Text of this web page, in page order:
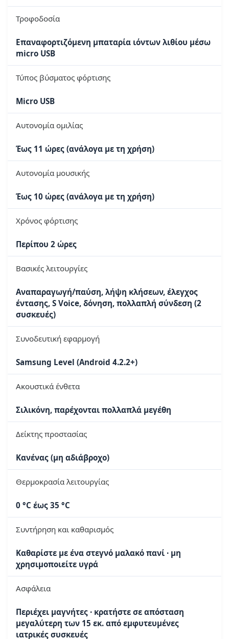
Τροφοδοσία
Επαναφορτιζόμενη μπαταρία ιόντων λιθίου μέσω
micro USB
Τύπος βύσματος φόρτισης
Micro USB
Αυτονομία ομιλίας
Έως 11 ώρες (ανάλογα με τη χρήση)
Αυτονομία μουσικής
Έως 10 ώρες (ανάλογα με τη χρήση)
Χρόνος φόρτισης
Περίπου 2 ώρες
Βασικές λειτουργίες
Αναπαραγωγή/παύση, λήψη κλήσεων, έλεγχος
έντασης, S Voice, δόνηση, πολλαπλή σύνδεση (2
συσκευές)
Συνοδευτική εφαρμογή
Samsung Level (Android 4.2.2+)
Ακουστικά ένθετα
Σιλικόνη, παρέχονται πολλαπλά μεγέθη
Δείκτης προστασίας
Κανένας (μη αδιάβροχο)
Θερμοκρασία λειτουργίας
0 °C έως 35 °C
Συντήρηση και καθαρισμός
Καθαρίστε με ένα στεγνό μαλακό πανί · μη
χρησιμοποιείτε υγρά
Ασφάλεια
Περιέχει μαγνήτες · κρατήστε σε απόσταση
μεγαλύτερη των 15 εκ. από εμφυτευμένες
ιατρικές συσκευές